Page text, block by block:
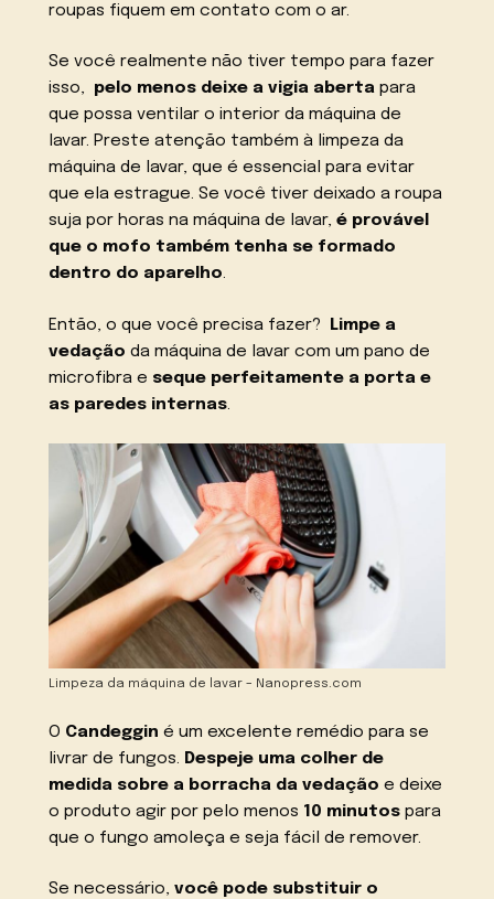
roupas fiquem em contato com o ar.
Se você realmente não tiver tempo para fazer
isso,
pelo menos deixe a vigia aberta para
que possa ventilar o interior da máquina de
lavar. Preste atenção também à limpeza da
máquina de lavar, que é essencial para evitar
que ela estrague. Se você tiver deixado a roupa
suja por horas na máquina de lavar,é provável
que o mofo também tenha se formado
dentro do aparelho.
Então, o que você precisa fazer?
Limpe a
vedação da máquina de lavar com um pano de
microfibra e seque perfeitamente a porta e
as paredes internas.
Limpeza da máquina de lavar – Nanopress.com
O Candeggin é um excelente remédio para se
livrar de fungos. Despeje uma colher de
medida sobre a borracha da vedação e deixe
o produto agir por pelo menos 10 minutos para
que o fungo amoleça e seja fácil de remover.
Se necessário,você pode substituir o